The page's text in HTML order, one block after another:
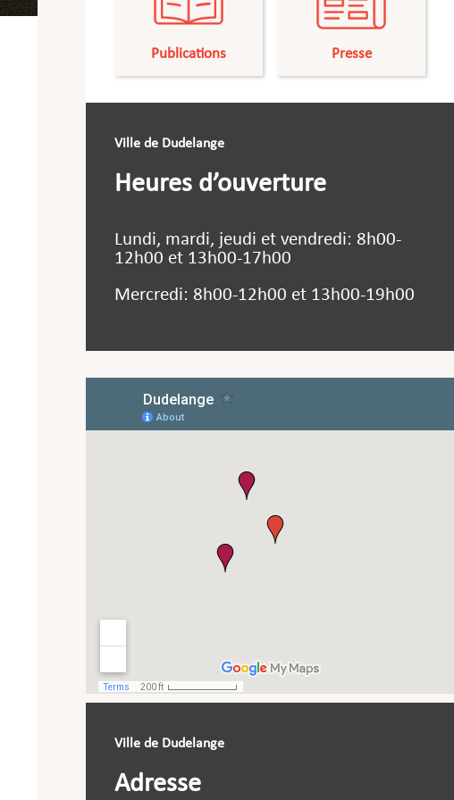
Publications Presse
Ville de Dudelange
Heures d’ouverture
Lundi, mardi, jeudi et vendredi: 8h00-
12h00 et 13h00-17h00
Mercredi: 8h00-12h00 et 13h00-19h00
Ville de Dudelange
Adresse